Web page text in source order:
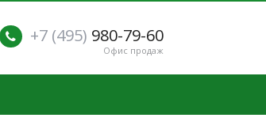
+7 (495) 980-79-60
Офис продаж